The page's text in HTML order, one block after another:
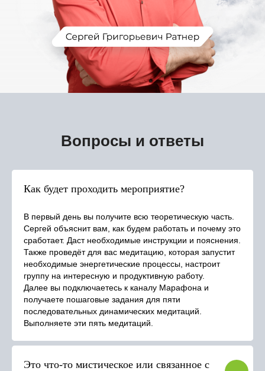
Вопросы и ответы
Как будет проходить мероприятие?
В первый день вы получите всю теоретическую часть.
Сергей объяснит вам, как будем работать и почему это
сработает. Даст необходимые инструкции и пояснения.
Также проведёт для вас медитацию, которая запустит
необходимые энергетические процессы, настроит
группу на интересную и продуктивную работу.
Далее вы подключаетесь к каналу Марафона и
получаете пошаговые задания для пяти
последовательных динамических медитаций.
Выполняете эти пять медитаций.
Это что-то мистическое или связанное с